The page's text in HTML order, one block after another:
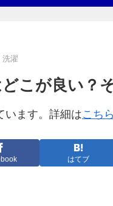
洗濯
こが良い？
います。詳細はこちら
はてブ